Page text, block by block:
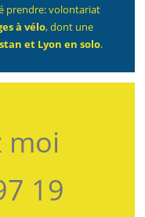
prendre: volontariat
à vélo, dont une
et Lyon en solo.
moi
19